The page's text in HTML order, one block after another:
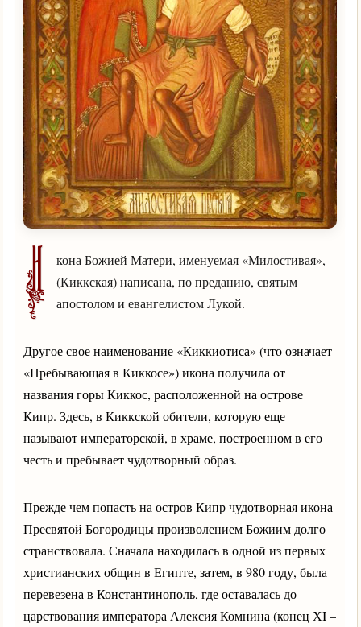
И
кона Божией Матери, именуемая «Милостивая»,
(Киккская) написана, по преданию, святым
апостолом и евангелистом Лукой.
Другое свое наименование «Киккиотиса» (что означает
«Пребывающая в Киккосе») икона получила от
названия горы Киккос, расположенной на острове
Кипр. Здесь, в Киккской обители, которую еще
называют императорской, в храме, построенном в его
честь и пребывает чудотворный образ.
Прежде чем попасть на остров Кипр чудотворная икона
Пресвятой Богородицы произволением Божиим долго
странствовала. Сначала находилась в одной из первых
христианских общин в Египте, затем, в 980 году, была
перевезена в Константинополь, где оставалась до
царствования императора Алексия Комнина (конец ХI –